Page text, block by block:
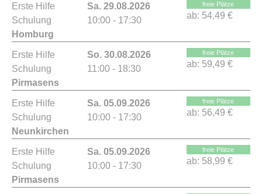
Erste Hilfe
Schulung
Homburg
Sa. 29.08.2026
10:00 - 17:30
freie Plätze
ab: 54,49 €
Erste Hilfe
Schulung
Pirmasens
So. 30.08.2026
11:00 - 18:30
freie Plätze
ab: 59,49 €
Erste Hilfe
Schulung
Neunkirchen
Sa. 05.09.2026
10:00 - 17:30
freie Plätze
ab: 56,49 €
Erste Hilfe
Schulung
Pirmasens
Sa. 05.09.2026
10:00 - 17:30
freie Plätze
ab: 58,99 €